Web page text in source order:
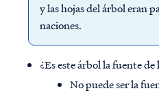
y las hojas del árbol eran
naciones.
¿Es este árbol la fuente
No puede ser la